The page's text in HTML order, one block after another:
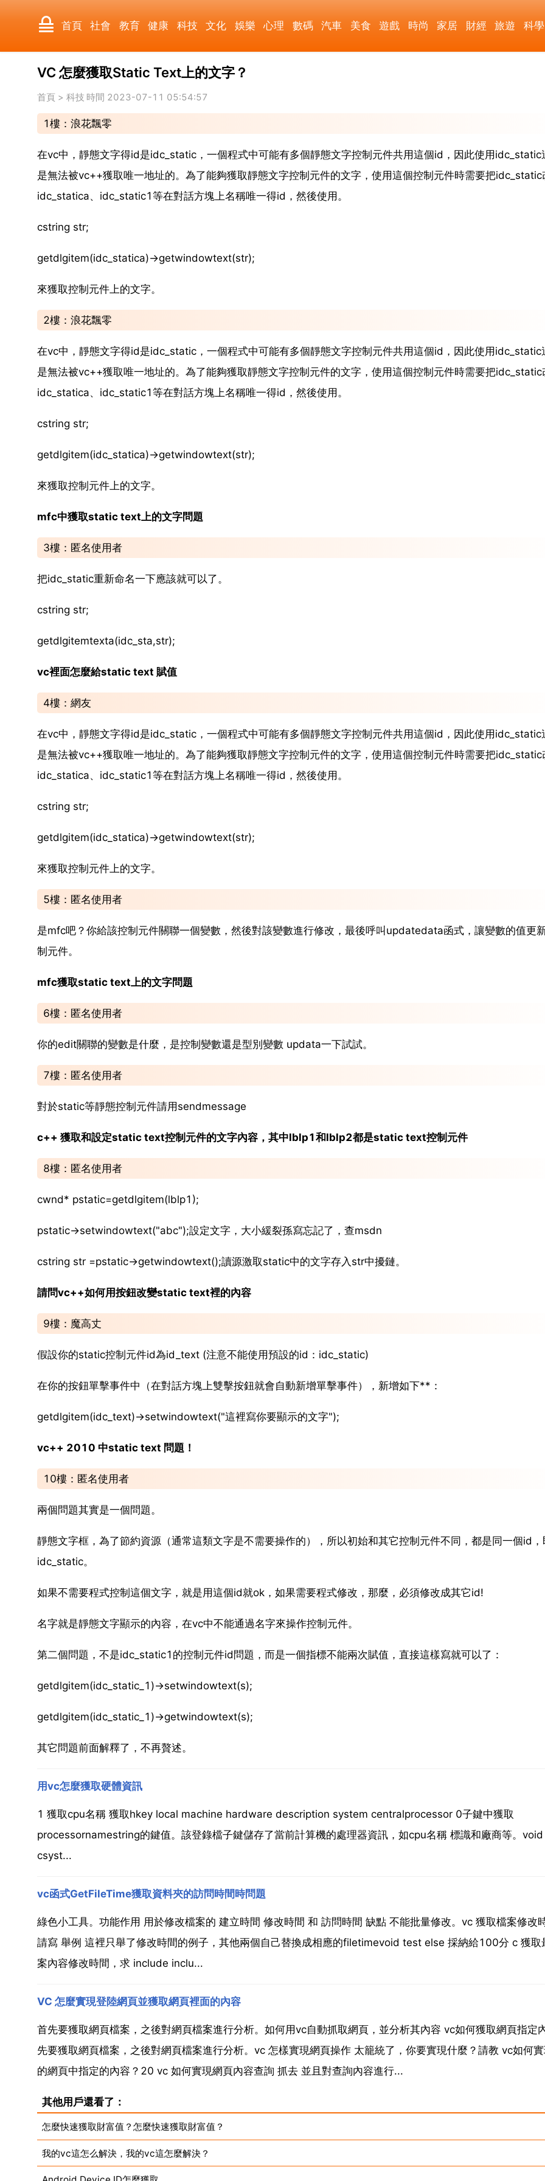
首頁 社會 教育 健康 科技 文化 娛樂 心理 數碼 汽車 美食 遊戲 時尚 家居 財經 旅遊 科學
國際 軍事 電影 其它
VC 怎麼獲取Static Text上的文字？
首頁 > 科技 時間 2023-07-11 05:54:57
1樓：浪花飄零
在vc中，靜態文字得id是idc_static，一個程式中可能有多個靜態文字控制元件共用這個id，因此使用idc_static
是無法被vc++獲取唯一地址的。為了能夠獲取靜態文字控制元件的文字，使用這個控制元件時需要把idc_static
idc_statica、idc_static1等在對話方塊上名稱唯一得id，然後使用。
cstring str;
getdlgitem(idc_statica)->getwindowtext(str);
來獲取控制元件上的文字。
2樓：浪花飄零
在vc中，靜態文字得id是idc_static，一個程式中可能有多個靜態文字控制元件共用這個id，因此使用idc_static
是無法被vc++獲取唯一地址的。為了能夠獲取靜態文字控制元件的文字，使用這個控制元件時需要把idc_static
idc_statica、idc_static1等在對話方塊上名稱唯一得id，然後使用。
cstring str;
getdlgitem(idc_statica)->getwindowtext(str);
來獲取控制元件上的文字。
mfc中獲取static text上的文字問題
3樓：匿名使用者
把idc_static重新命名一下應該就可以了。
cstring str;
getdlgitemtexta(idc_sta,str);
vc裡面怎麼給static text 賦值
4樓：網友
在vc中，靜態文字得id是idc_static，一個程式中可能有多個靜態文字控制元件共用這個id，因此使用idc_static
是無法被vc++獲取唯一地址的。為了能夠獲取靜態文字控制元件的文字，使用這個控制元件時需要把idc_static
idc_statica、idc_static1等在對話方塊上名稱唯一得id，然後使用。
cstring str;
getdlgitem(idc_statica)->getwindowtext(str);
來獲取控制元件上的文字。
5樓：匿名使用者
是mfc吧？你給該控制元件關聯一個變數，然後對該變數進行修改，最後呼叫updatedata函式，讓變數的值更
制元件。
mfc獲取static text上的文字問題
6樓：匿名使用者
你的edit關聯的變數是什麼，是控制變數還是型別變數 updata一下試試。
7樓：匿名使用者
對於static等靜態控制元件請用sendmessage
c++ 獲取和設定static text控制元件的文字內容，其中lblp1和lblp2都是static text控制元件
8樓：匿名使用者
cwnd* pstatic=getdlgitem(lblp1);
pstatic->setwindowtext("abc");設定文字，大小緩裂孫寫忘記了，查msdn
cstring str =pstatic->getwindowtext();讀源激取static中的文字存入str中擾鏈。
請問vc++如何用按鈕改變static text裡的內容
9樓：魔高丈
假設你的static控制元件id為id_text (注意不能使用預設的id：idc_static)
在你的按鈕單擊事件中（在對話方塊上雙擊按鈕就會自動新增單擊事件），新增如下**：
getdlgitem(idc_text)->setwindowtext("這裡寫你要顯示的文字");
vc++ 2010 中static text 問題！
10樓：匿名使用者
兩個問題其實是一個問題。
靜態文字框，為了節約資源（通常這類文字是不需要操作的），所以初始和其它控制元件不同，都是同一個id，
idc_static。
如果不需要程式控制這個文字，就是用這個id就ok，如果需要程式修改，那麼，必須修改成其它id!
名字就是靜態文字顯示的內容，在vc中不能通過名字來操作控制元件。
第二個問題，不是idc_static1的控制元件id問題，而是一個指標不能兩次賦值，直接這樣寫就可以了：
getdlgitem(idc_static_1)->setwindowtext(s);
getdlgitem(idc_static_1)->getwindowtext(s);
其它問題前面解釋了，不再贅述。
用vc怎麼獲取硬體資訊
1 獲取cpu名稱 獲取hkey local machine hardware description system centralprocessor 0子鍵中獲取
processornamestring的鍵值。該登錄檔子鍵儲存了當前計算機的處理器資訊，如cpu名稱 標識和廠商等。void
csyst...
vc函式GetFileTime獲取資料夾的訪問時間時問題
綠色小工具。功能作用 用於修改檔案的 建立時間 修改時間 和 訪問時間 缺點 不能批量修改。vc 獲取檔案修改
請寫 舉例 這裡只舉了修改時間的例子，其他兩個自己替換成相應的filetimevoid test else 採納給100分 c 獲取
案內容修改時間，求 include inclu...
VC 怎麼實現登陸網頁並獲取網頁裡面的內容
首先要獲取網頁檔案，之後對網頁檔案進行分析。如何用vc自動抓取網頁，並分析其內容 vc如何獲取網頁指定
先要獲取網頁檔案，之後對網頁檔案進行分析。vc 怎樣實現網頁操作 太籠統了，你要實現什麼？請教 vc如何
的網頁中指定的內容？20 vc 如何實現網頁內容查詢 抓去 並且對查詢內容進行...
其他用戶還看了：
怎麼快速獲取財富值？怎麼快速獲取財富值？
我的vc這怎么解決，我的vc這怎麼解決？